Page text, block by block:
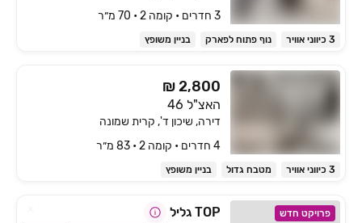
3 חדרים • קומה ‎2‏ • 70 מ״ר
3 כיווני אוויר נוף פתוח לפארק בניין משופץ
₪ 2,800
האצ"ל 46
דירה, שיכון ד', קרית שמונה
4 חדרים • קומה ‎2‏ • 83 מ״ר
3 כיווני אוויר מטבח גדול בניין משופץ
פרויקט חדש TOP גליל